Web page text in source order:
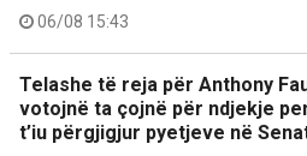
06/08 15:43
Telashe të reja për Anthony
votojnë ta çojnë për ndjekje
t’iu përgjigjur pyetjeve në